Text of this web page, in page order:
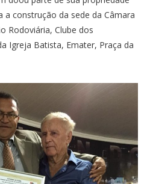
construção da sede da Câmara
Rodoviária, Clube dos
Igreja Batista, Emater, Praça da